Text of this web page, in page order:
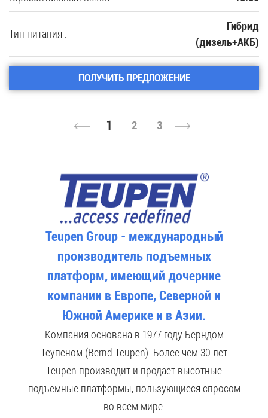
Тип питания :
Гибрид
(дизель+АКБ)
ПОЛУЧИТЬ ПРЕДЛОЖЕНИЕ
1 2 3
Teupen Group - международный
производитель подъемных
платформ, имеющий дочерние
компании в Европе, Северной и
Южной Америке и в Азии.
Компания основана в 1977 году Берндом
Теупеном (Bernd Teupen). Более чем 30 лет
Teupen производит и продает высотные
подъемные платформы, пользующиеся спросом
во всем мире.